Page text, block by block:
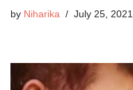
by Niharika July 25, 2021